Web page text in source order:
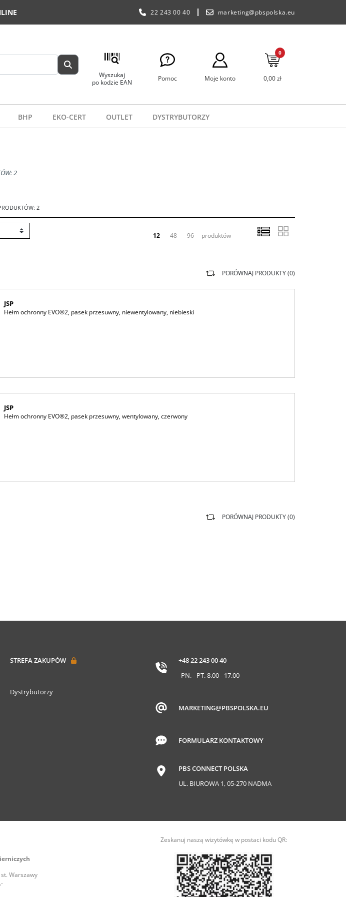
22 243 00 40 marketing@pbspolska.eu
Wyszukaj
po kodzie EAN
Pomoc Moje konto
0
0,00 zł
BHP EKO-CERT OUTLET DYSTRYBUTORZY
2
2
12 48 96 produktów
PORÓWNAJ PRODUKTY (0)
JSP
Hełm ochronny EVO®2, pasek przesuwny, niewentylowany, niebieski
JSP
Hełm ochronny EVO®2, pasek przesuwny, wentylowany, czerwony
PORÓWNAJ PRODUKTY (0)
STREFA ZAKUPÓW
Dystrybutorzy
+48 22 243 00 40
PN. - PT. 8.00 - 17.00
MARKETING@PBSPOLSKA.EU
FORMULARZ KONTAKTOWY
PBS CONNECT POLSKA
UL. BIUROWA 1, 05-270 NADMA
Warszawy
Zeskanuj naszą wizytówkę w postaci kodu QR: